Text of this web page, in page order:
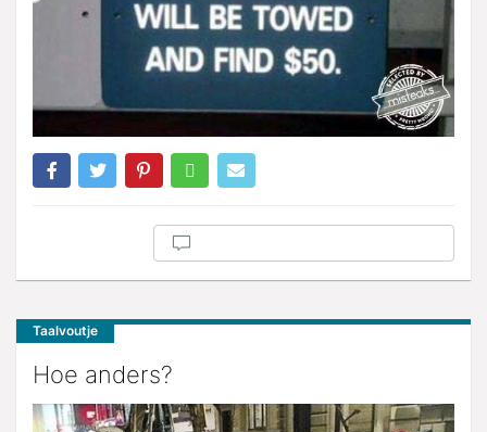
Taalvoutje
Hoe anders?